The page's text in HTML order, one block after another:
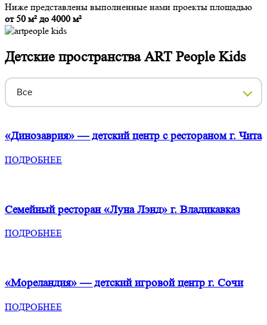
Ниже представлены выполненные нами проекты площадью
от 50 м² до 4000 м²
Детские пространстваART People Kids
Все
«Динозаврия» — детский центр с рестораномг. Чита
ПОДРОБНЕЕ
Семейный ресторан «Луна Лэнд» г. Владикавказ
ПОДРОБНЕЕ
«Мореландия» — детский игровой центр г. Сочи
ПОДРОБНЕЕ